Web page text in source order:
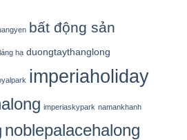
bất động sản
hạ duongtaythanglong
imperiaholiday
imperiaskypark namankhanh
noblepalacehalong